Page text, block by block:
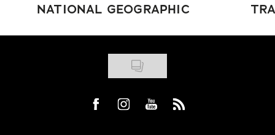
NATIONAL GEOGRAPHIC
Visit us on Facebook
Visit us on Instagram
Visit us on Youtube
Visit us on Rss